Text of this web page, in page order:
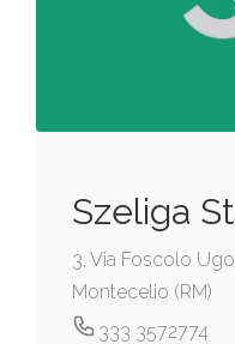
Szeliga
3, Via Foscolo
Montecelio (RM)
333 3572774